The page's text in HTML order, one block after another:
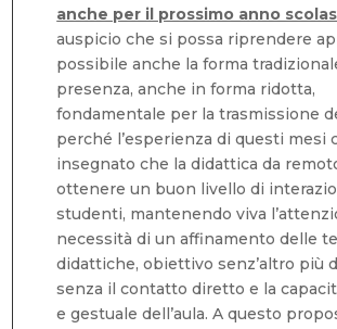
anche per il prossimo anno
auspicio che si possa riprendere
possibile anche la forma
presenza, anche in forma ridotta,
fondamentale per la trasmissione
perché l’esperienza di questi mesi
insegnato che la didattica da
ottenere un buon livello di
studenti, mantenendo viva
necessità di un affinamento delle
didattiche, obiettivo senz’altro più
senza il contatto diretto e la
e gestuale dell’aula. A questo